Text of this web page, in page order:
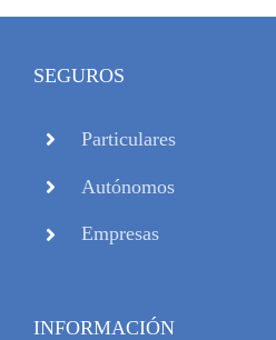
SEGUROS
Particulares
Autónomos
Empresas
INFORMACIÓN